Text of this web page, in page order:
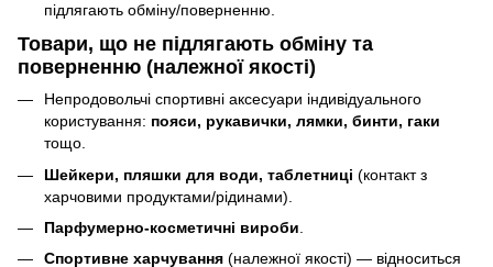
підлягають обміну/поверненню.
Товари, що не підлягають обміну та
поверненню (належної якості)
Непродовольчі спортивні аксесуари індивідуального
користування: пояси, рукавички, лямки, бинти, гаки
тощо.
Шейкери, пляшки для води, таблетниці (контакт з
харчовими продуктами/рідинами).
Парфумерно-косметичні вироби
Спортивне харчування (належної якості) — відноситься